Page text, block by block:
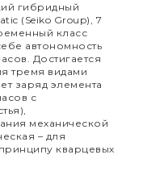
гибридный
(Seiko Group), 7
класс
автономность
Достигается
тремя видами
заряд элемента
с
механической
– для
кварцевых